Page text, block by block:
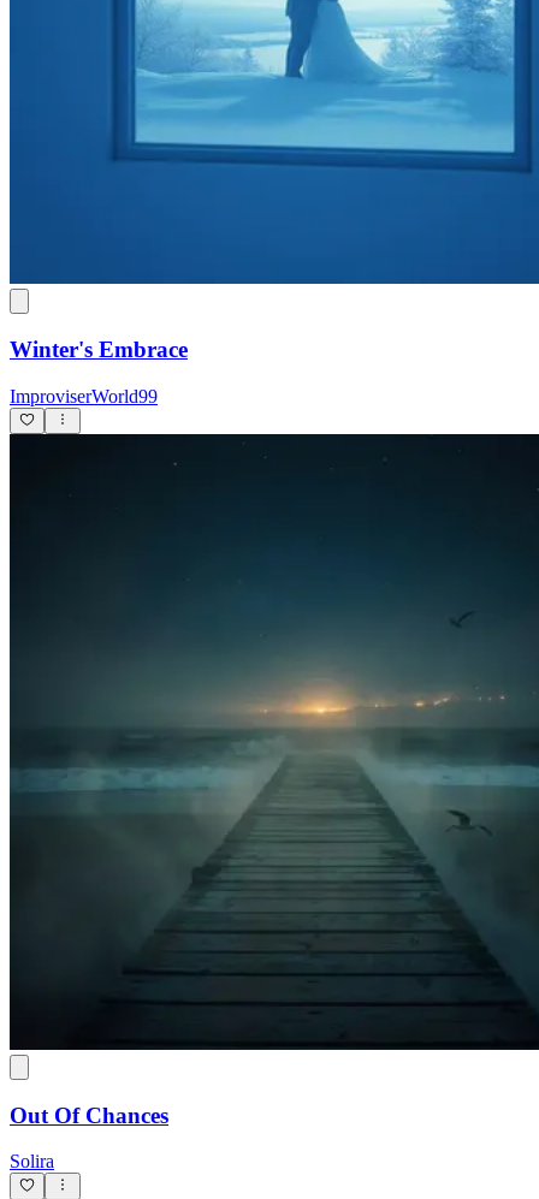
Winter's Embrace
ImproviserWorld99
Out Of Chances
Solira